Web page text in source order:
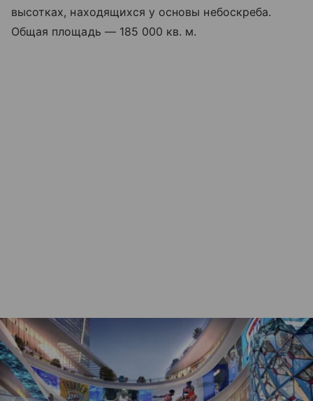
высотках, находящихся у основы небоскреба.
Общая площадь — 185 000 кв. м.